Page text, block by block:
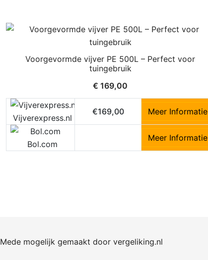
Voorgevormde vijver PE 500L – Perfect voor
tuingebruik
€ 169,00
Vijverexpress.nl
€169,00 Meer Informatie
Bol.com
Meer Informatie
Mede mogelijk gemaakt door vergeliking.nl